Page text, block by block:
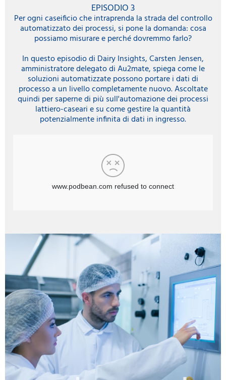
EPISODIO 3
Per ogni caseificio che intraprenda la strada del controllo
automatizzato dei processi, si pone la domanda: cosa
possiamo misurare e perché dovremmo farlo?
In questo episodio di Dairy Insights, Carsten Jensen,
amministratore delegato di Au2mate, spiega come le
soluzioni automatizzate possono portare i dati di
processo a un livello completamente nuovo. Ascoltate
quindi per saperne di più sull'automazione dei processi
lattiero-caseari e su come gestire la quantità
potenzialmente infinita di dati in ingresso.